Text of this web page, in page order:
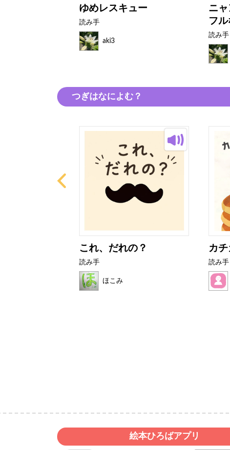
ゆめレスキュー
読み手
aki3
ニ
フ
読み手
つぎはなによむ？
これ、だれの？
読み手
ほこみ
カ
読み手
絵本ひろばアプリ